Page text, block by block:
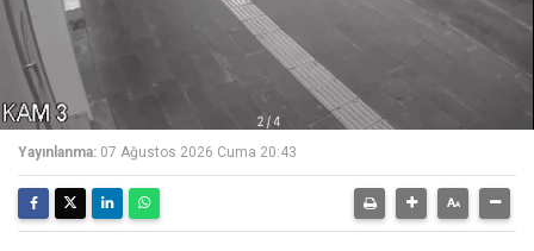
Yayınlanma: 07 Ağustos 2026 Cuma 20:43